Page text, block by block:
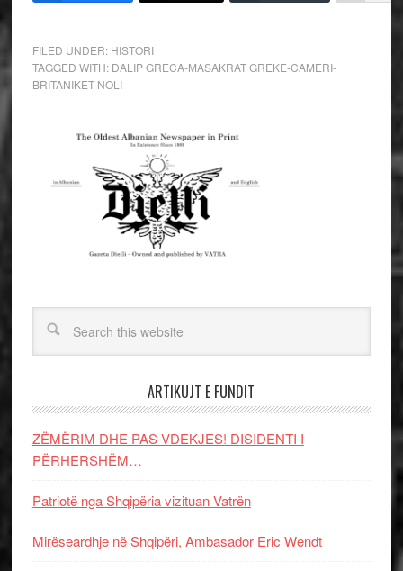
FILED UNDER: HISTORI
TAGGED WITH: DALIP GRECA-MASAKRAT GREKE-CAMERI-
BRITANIKET-NOLI
ARTIKUJT E FUNDIT
ZËMËRIM DHE PAS VDEKJES! DISIDENTI I
PËRHERSHËM…
Patriotë nga Shqipëria vizituan Vatrën
Mirëseardhje në Shqipëri, Ambasador Eric Wendt